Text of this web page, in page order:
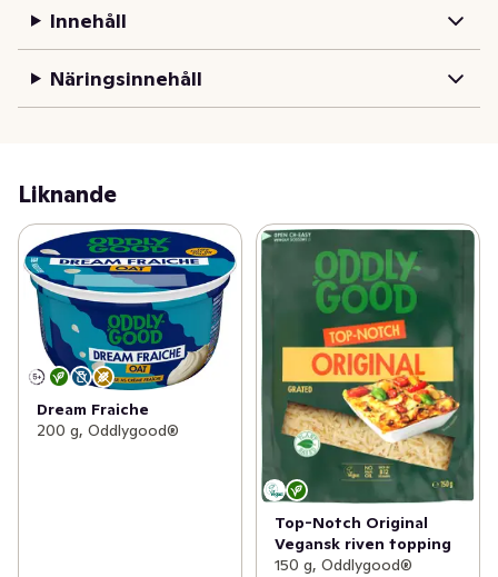
Innehåll
Näringsinnehåll
Liknande
Dream Fraiche
200 g, Oddlygood®
Top-Notch Original
Vegansk riven topping
150 g, Oddlygood®